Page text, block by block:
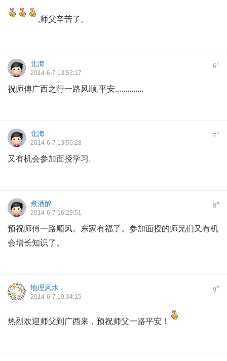
,师父辛苦了。
6#
北海
2014-6-7 13:53:17
祝师傅广西之行一路风顺,平安..............
7#
北海
2014-6-7 13:56:28
又有机会参加面授学习.
8#
煮酒醉
2014-6-7 16:29:51
预祝师傅一路顺风。东家有福了。参加面授的师兄们又有机
会增长知识了。
9#
地理风水
2014-6-7 19:34:15
热烈欢迎师父到广西来，预祝师父一路平安！